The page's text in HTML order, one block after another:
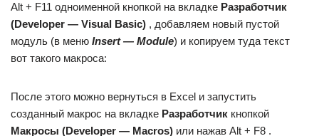
Alt + F11 одноименной кнопкой на вкладке Разработчик
(Developer — Visual Basic) , добавляем новый пустой
модуль (в меню Insert — Module) и копируем туда текст
вот такого макроса:
После этого можно вернуться в Excel и запустить
созданный макрос на вкладке Разработчик кнопкой
Макросы (Developer — Macros) или нажав Alt + F8 .